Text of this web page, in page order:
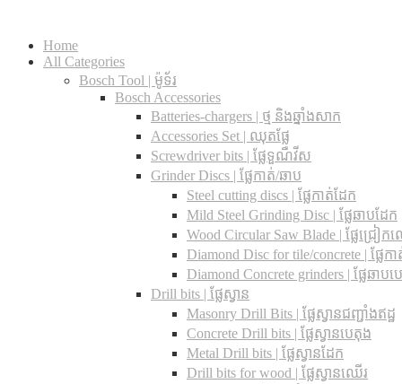
Home
All Categories
Bosch Tool | ម៉ូទ័រ
Bosch Accessories
Batteries-chargers | ថ្ម និងឆ្នាំងសាក
Accessories Set | ឈុតផ្លែ
Screwdriver bits | ផ្លែទួណឺវីស
Grinder Discs |​ ផ្លែកាត់/ឆាប
Steel cutting discs |​ ផ្លែកាត់ដែក
Mild Steel Grinding Disc | ផ្លែឆាបដែក
Wood Circular Saw Blade | ផ្លែជ្រៀក
Diamond Disc for tile/concrete​ | ផ្លែកា
Diamond Concrete grinders | ផ្លែឆាបប
Drill bits |​ ផ្លែស្វាន
Masonry Drill Bits |​ ផ្លែស្វានជញ្ជាំងឥដ្ឋ
Concrete Drill bits |​ ផ្លែស្វានបេតុង
Metal Drill bits |​ ផ្លែស្វានដែក
Drill bits for wood |​ ផ្លែស្វានឈើរ